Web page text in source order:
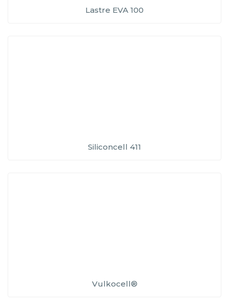
Lastre EVA 100
Siliconcell 411
Vulkocell®